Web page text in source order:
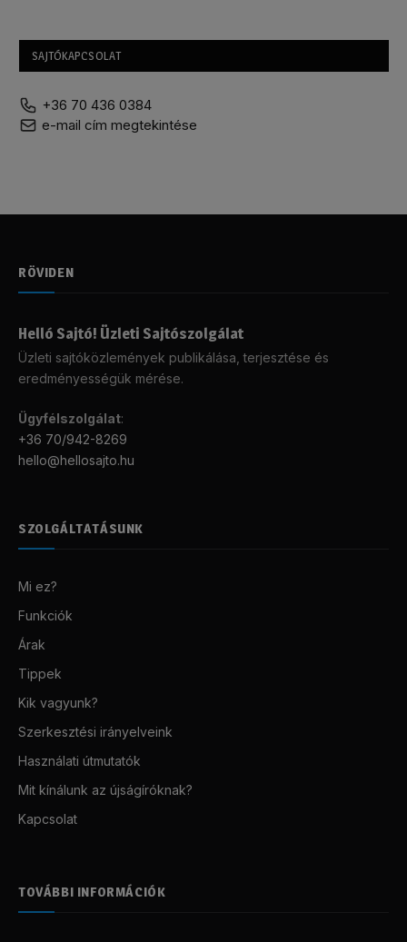
SAJTÓKAPCSOLAT
+36 70 436 0384
e-mail cím megtekintése
RÖVIDEN
Helló Sajtó! Üzleti Sajtószolgálat
Üzleti sajtóközlemények publikálása, terjesztése és
eredményességük mérése.
Ügyfélszolgálat:
+36 70/942-8269
hello@hellosajto.hu
SZOLGÁLTATÁSUNK
Mi ez?
Funkciók
Árak
Tippek
Kik vagyunk?
Szerkesztési irányelveink
Használati útmutatók
Mit kínálunk az újságíróknak?
Kapcsolat
TOVÁBBI INFORMÁCIÓK